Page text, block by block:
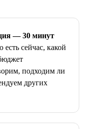
— 30 минут
есть сейчас, какой
подходим ли
других